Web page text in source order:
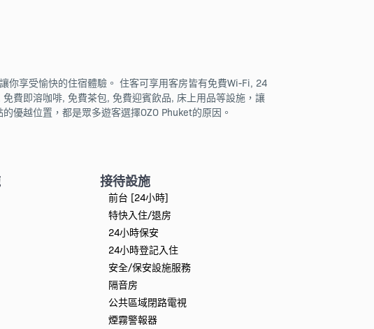
你享受愉快的住宿體驗。 住客可享用客房皆有免費Wi-Fi, 24
費即溶咖啡, 免費茶包, 免費迎賓飲品, 床上用品等設施，讓
優越位置，都是眾多遊客選擇OZO Phuket的原因。
接待設施
前台 [24小時]
特快入住/退房
24小時保安
24小時登記入住
安全/保安設施服務
隔音房
公共區域閉路電視
煙霧警報器